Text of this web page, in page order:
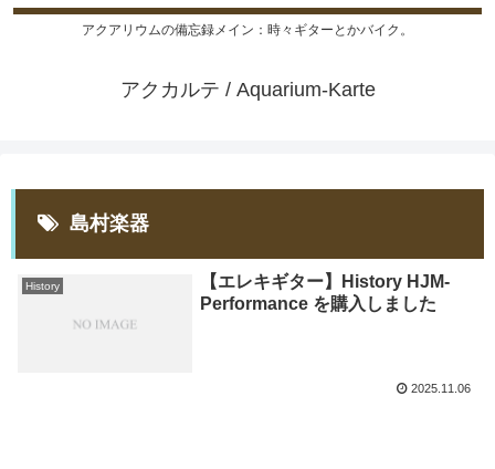
アクアリウムの備忘録メイン：時々ギターとかバイク。
アクカルテ / Aquarium-Karte
島村楽器
History
【エレキギター】History HJM-
Performance を購入しました
2025.11.06